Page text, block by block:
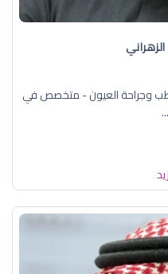
طب وجراحة العيون - متخصص في